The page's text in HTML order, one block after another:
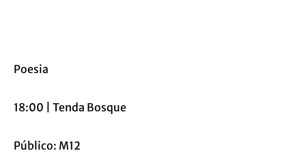
Poesia
18:00 | Tenda Bosque
Público: M12